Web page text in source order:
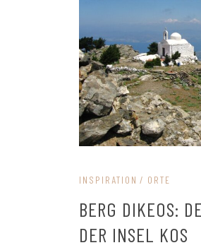
INSPIRATION ORTE
BERG DIKEOS:
DER INSEL KOS